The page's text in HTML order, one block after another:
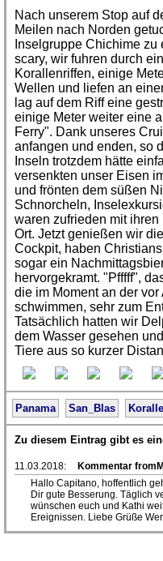
Nach unserem Stop auf
Meilen nach Norden
Inselgruppe Chichime
scary, wir fuhren durch
Korallenriffen, einige
Wellen und liefen an
lag auf dem Riff eine
einige Meter weiter eine
Ferry". Dank unseres
anfangen und enden, so
Inseln trotzdem hätte
versenkten unser Eisen
und frönten dem süßen
Schnorcheln,
waren zufrieden mit
Ort. Jetzt genießen wir
Cockpit, haben
sogar ein
hervorgekramt. "Pfffff",
die im Moment an der
schwimmen, sehr zum
Tatsächlich hatten wir
dem Wasser gesehen
Tiere aus so kurzer
Panama San_Blas
Zu diesem Eintrag gibt es
11.03.2018:
Kommentar
Hallo Capitano, hoffentlich
Dir gute Besserung. Täglich
wünschen euch und Kathi
Ereignissen. Liebe Grüße